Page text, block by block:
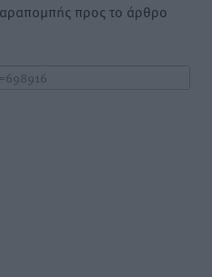
προς το άρθρο